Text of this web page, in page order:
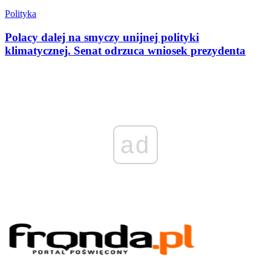
Polityka
Polacy dalej na smyczy unijnej polityki
klimatycznej. Senat odrzuca wniosek prezydenta
ad